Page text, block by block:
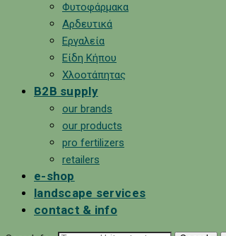
Φυτοφάρμακα
Αρδευτικά
Εργαλεία
Είδη Κήπου
Χλοοτάπητας
B2B supply
our brands
our products
pro fertilizers
retailers
e-shop
landscape services
contact & info